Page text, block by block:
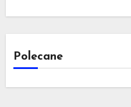
Polecane